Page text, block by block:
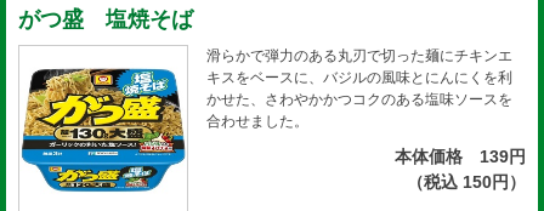
がつ盛 塩焼そば
滑らかで弾力のある丸刃で切った麺にチキンエ
キスをベースに、バジルの風味とにんにくを利
かせた、さわやかかつコクのある塩味ソースを
合わせました。
本体価格 139円
（税込 150円）